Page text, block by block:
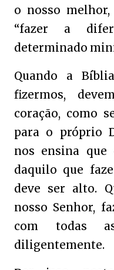
o nosso
“fazer a
determinado
Quando a
fizermos,
coração, como
para o próprio
nos ensina que
daquilo que
deve ser alto.
nosso Senhor,
com todas
diligentemente.